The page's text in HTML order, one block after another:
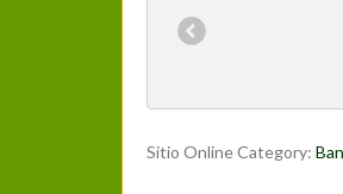
Sitio Online Category: